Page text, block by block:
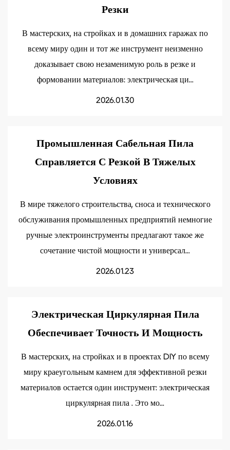
Резки
В мастерских, на стройках и в домашних гаражах по
всему миру один и тот же инструмент неизменно
доказывает свою незаменимую роль в резке и
формовании материалов: электрическая ци...
2026.01.30
Промышленная Сабельная Пила
Справляется С Резкой В ​​тяжелых
Условиях
В мире тяжелого строительства, сноса и технического
обслуживания промышленных предприятий немногие
ручные электроинструменты предлагают такое же
сочетание чистой мощности и универсал...
2026.01.23
Электрическая Циркулярная Пила
Обеспечивает Точность И Мощность
В мастерских, на стройках и в проектах DIY по всему
миру краеугольным камнем для эффективной резки
материалов остается один инструмент: электрическая
циркулярная пила . Это мо...
2026.01.16